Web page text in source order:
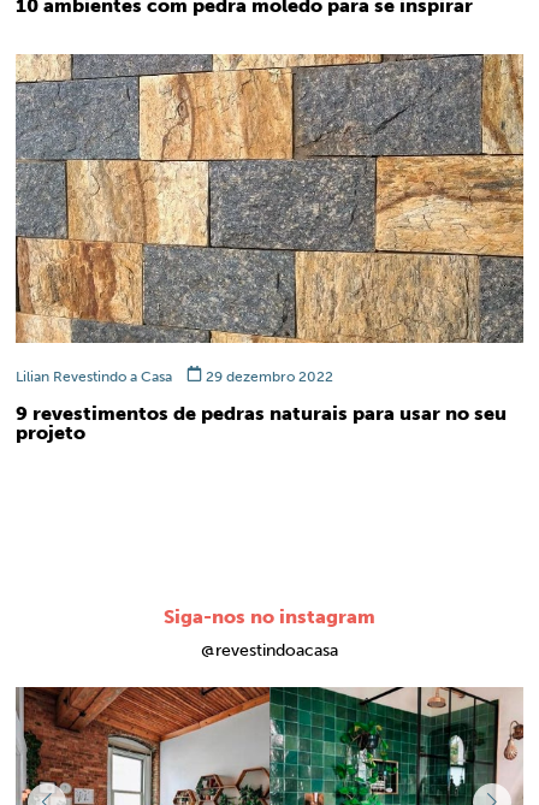
10 ambientes com pedra moledo para se inspirar
Lilian Revestindo a Casa 29 dezembro 2022
9 revestimentos de pedras naturais para usar no seu
projeto
Siga-nos no instagram
@revestindoacasa